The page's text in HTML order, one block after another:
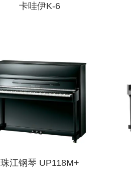
卡哇伊K-6
珠江钢琴 UP118M+